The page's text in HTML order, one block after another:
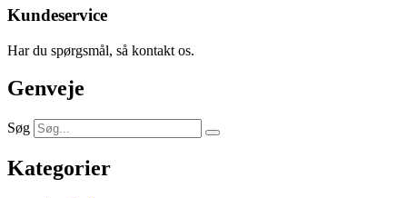
Kundeservice
Har du spørgsmål, så kontakt os.
Genveje
Søg
Kategorier